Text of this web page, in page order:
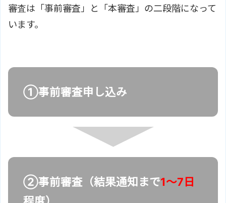
審査は「事前審査」と「本審査」の二段階になって
います。
①事前審査申し込み
②事前審査（結果通知まで1～7日